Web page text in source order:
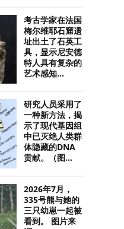
考古学家在法国
梅尔维耶石窟遗
址出土了石英工
具，显示尼安德
特人具有复杂的
艺术感知...
研究人员采用了
一种新方法，揭
示了现代基因组
中已灭绝人类群
体隐藏的DNA
贡献。（图...
2026年7月，
335号熊与她的
三只幼崽一起被
看到。 图片来